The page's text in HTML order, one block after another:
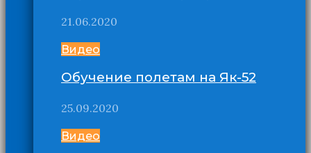
21.06.2020
Видео
Обучение полетам на Як-52
25.09.2020
Видео